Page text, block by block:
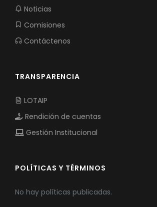
Noticias
Comisiones
Contáctenos
TRANSPARENCIA
LOTAIP
Rendición de cuentas
Gestión Institucional
POLÍTICAS Y TÉRMINOS
No hay políticas publicadas.